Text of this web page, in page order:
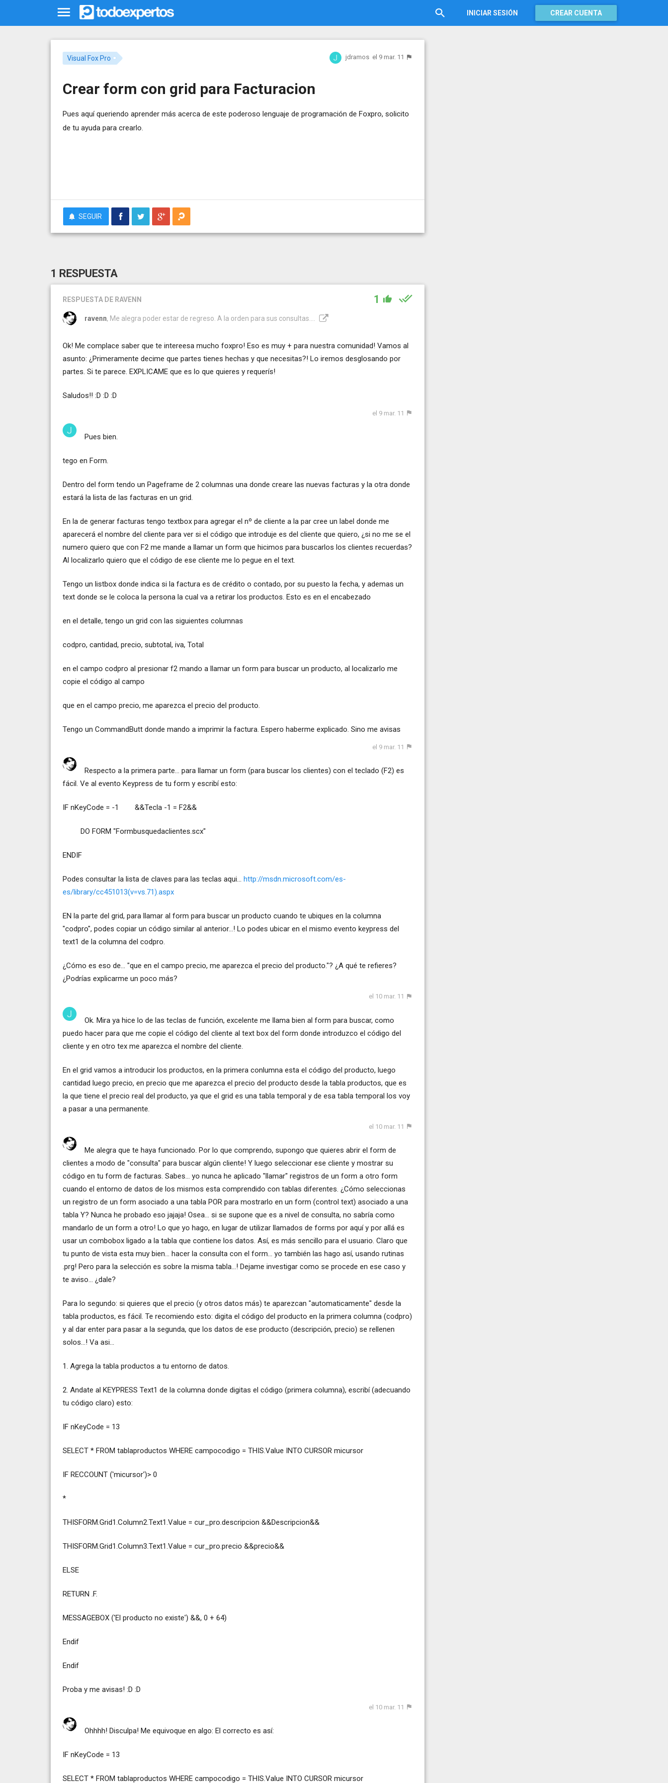
INICIAR SESIÓN CREAR CUENTA
Visual Fox Pro jdramos el 9 mar. 11
Crear form con grid para Facturacion
Pues aquí queriendo aprender más acerca de este poderoso lenguaje de programación de Foxpro, solicito
de tu ayuda para crearlo.
SEGUIR
1 RESPUESTA
RESPUESTA DE RAVENN 1
ravenn, Me alegra poder estar de regreso. A la orden para sus consultas....
Ok! Me complace saber que te intereesa mucho foxpro! Eso es muy + para nuestra comunidad! Vamos al
asunto: ¿Primeramente decime que partes tienes hechas y que necesitas?! Lo iremos desglosando por
partes. Si te parece. EXPLICAME que es lo que quieres y requerís!
Saludos!! :D :D :D
el 9 mar. 11
Pues bien.
tego en Form.
Dentro del form tendo un Pageframe de 2 columnas una donde creare las nuevas facturas y la otra donde
estará la lista de las facturas en un grid.
En la de generar facturas tengo textbox para agregar el nº de cliente a la par cree un label donde me
aparecerá el nombre del cliente para ver si el código que introduje es del cliente que quiero, ¿si no me se el
numero quiero que con F2 me mande a llamar un form que hicimos para buscarlos los clientes recuerdas?
Al localizarlo quiero que el código de ese cliente me lo pegue en el text.
Tengo un listbox donde indica si la factura es de crédito o contado, por su puesto la fecha, y ademas un
text donde se le coloca la persona la cual va a retirar los productos. Esto es en el encabezado
en el detalle, tengo un grid con las siguientes columnas
codpro, cantidad, precio, subtotal, iva, Total
en el campo codpro al presionar f2 mando a llamar un form para buscar un producto, al localizarlo me
copie el código al campo
que en el campo precio, me aparezca el precio del producto.
Tengo un CommandButt donde mando a imprimir la factura. Espero haberme explicado. Sino me avisas
el 9 mar. 11
Respecto a la primera parte... para llamar un form (para buscar los clientes) con el teclado (F2) es
fácil. Ve al evento Keypress de tu form y escribí esto:
IF nKeyCode = -1 &&Tecla -1 = F2&&
DO FORM "Formbusquedaclientes.scx"
ENDIF
Podes consultar la lista de claves para las teclas aqui... http://msdn.microsoft.com/es-
es/library/cc451013(v=vs.71).aspx
EN la parte del grid, para llamar al form para buscar un producto cuando te ubiques en la columna
"codpro", podes copiar un código similar al anterior...! Lo podes ubicar en el mismo evento keypress del
text1 de la columna del codpro.
¿Cómo es eso de... "que en el campo precio, me aparezca el precio del producto."? ¿A qué te refieres?
¿Podrías explicarme un poco más?
el 10 mar. 11
Ok. Mira ya hice lo de las teclas de función, excelente me llama bien al form para buscar, como
puedo hacer para que me copie el código del cliente al text box del form donde introduzco el código del
cliente y en otro tex me aparezca el nombre del cliente.
En el grid vamos a introducir los productos, en la primera conlumna esta el código del producto, luego
cantidad luego precio, en precio que me aparezca el precio del producto desde la tabla productos, que es
la que tiene el precio real del producto, ya que el grid es una tabla temporal y de esa tabla temporal los voy
a pasar a una permanente.
el 10 mar. 11
Me alegra que te haya funcionado. Por lo que comprendo, supongo que quieres abrir el form de
clientes a modo de "consulta" para buscar algún cliente! Y luego seleccionar ese cliente y mostrar su
código en tu form de facturas. Sabes... yo nunca he aplicado "llamar" registros de un form a otro form
cuando el entorno de datos de los mismos esta comprendido con tablas diferentes. ¿Cómo seleccionas
un registro de un form asociado a una tabla POR para mostrarlo en un form (control text) asociado a una
tabla Y? Nunca he probado eso jajaja! Osea... si se supone que es a nivel de consulta, no sabría como
mandarlo de un form a otro! Lo que yo hago, en lugar de utilizar llamados de forms por aquí y por allá es
usar un combobox ligado a la tabla que contiene los datos. Así, es más sencillo para el usuario. Claro que
tu punto de vista esta muy bien... hacer la consulta con el form... yo también las hago así, usando rutinas
.prg! Pero para la selección es sobre la misma tabla...! Dejame investigar como se procede en ese caso y
te aviso... ¿dale?
Para lo segundo: si quieres que el precio (y otros datos más) te aparezcan "automaticamente" desde la
tabla productos, es fácil. Te recomiendo esto: digita el código del producto en la primera columna (codpro)
y al dar enter para pasar a la segunda, que los datos de ese producto (descripción, precio) se rellenen
solos...! Va asi...
1. Agrega la tabla productos a tu entorno de datos.
2. Andate al KEYPRESS Text1 de la columna donde digitas el código (primera columna), escribí (adecuando
tu código claro) esto:
IF nKeyCode = 13
SELECT * FROM tablaproductos WHERE campocodigo = THIS.Value INTO CURSOR micursor
IF RECCOUNT ('micursor')> 0
*
THISFORM.Grid1.Column2.Text1.Value = cur_pro.descripcion &&Descripcion&&
THISFORM.Grid1.Column3.Text1.Value = cur_pro.precio &&precio&&
ELSE
RETURN .F.
MESSAGEBOX ('El producto no existe') &&, 0 + 64)
Endif
Endif
Proba y me avisas! :D :D
el 10 mar. 11
Ohhhh! Disculpa! Me equivoque en algo: El correcto es así:
IF nKeyCode = 13
SELECT * FROM tablaproductos WHERE campocodigo = THIS.Value INTO CURSOR micursor